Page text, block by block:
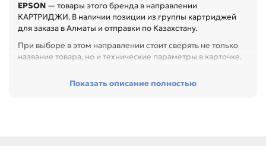
EPSON — товары этого бренда в направлении
КАРТРИДЖИ. В наличии позиции из группы картриджей
для заказа в Алматы и отправки по Казахстану.
При выборе в этом направлении стоит сверять не только
название товара, но и технические параметры в карточке.
картриджа, цвет, ресурс и наличие чипа. Это помогает
Показать описание полностью